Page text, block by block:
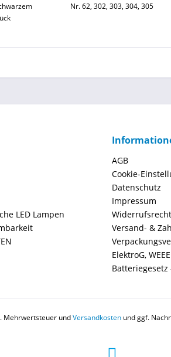
Nr. 62, 302, 303, 304, 305
LED Lampen
AGB
Cookie-
Datenschutz
Impressum
Versand- &
ElektroG,
Batteriegesetz
Mehrwertsteuer undVersandkosten und ggf.